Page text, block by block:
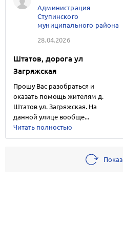
Администрация
Ступинского
муниципального района
28.04.2026
Штатов, дорога ул
Загряжская
Прошу Вас разобраться и
оказать помощь жителям д.
Штатов ул. Загряжская. На
данной улице вообще...
Читать полностью